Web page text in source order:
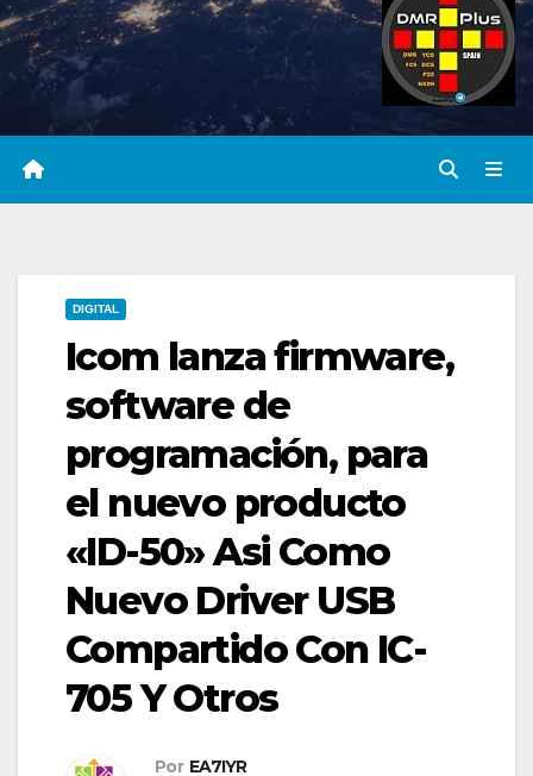
DIGITAL
Icom lanza firmware,
software de
programación, para
el nuevo producto
«ID-50» Asi Como
Nuevo Driver USB
Compartido Con IC-
705 Y Otros
Por EA7IYR